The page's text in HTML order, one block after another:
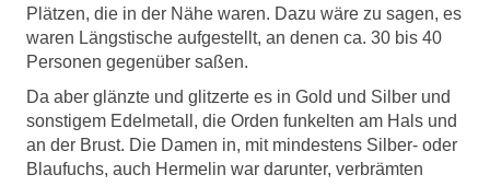
Plätzen, die in der Nähe waren. Dazu wäre zu sagen, es
waren Längstische aufgestellt, an denen ca. 30 bis 40
Personen gegenüber saßen.
Da aber glänzte und glitzerte es in Gold und Silber und
sonstigem Edelmetall, die Orden funkelten am Hals und
an der Brust. Die Damen in, mit mindestens Silber- oder
Blaufuchs, auch Hermelin war darunter, verbrämten